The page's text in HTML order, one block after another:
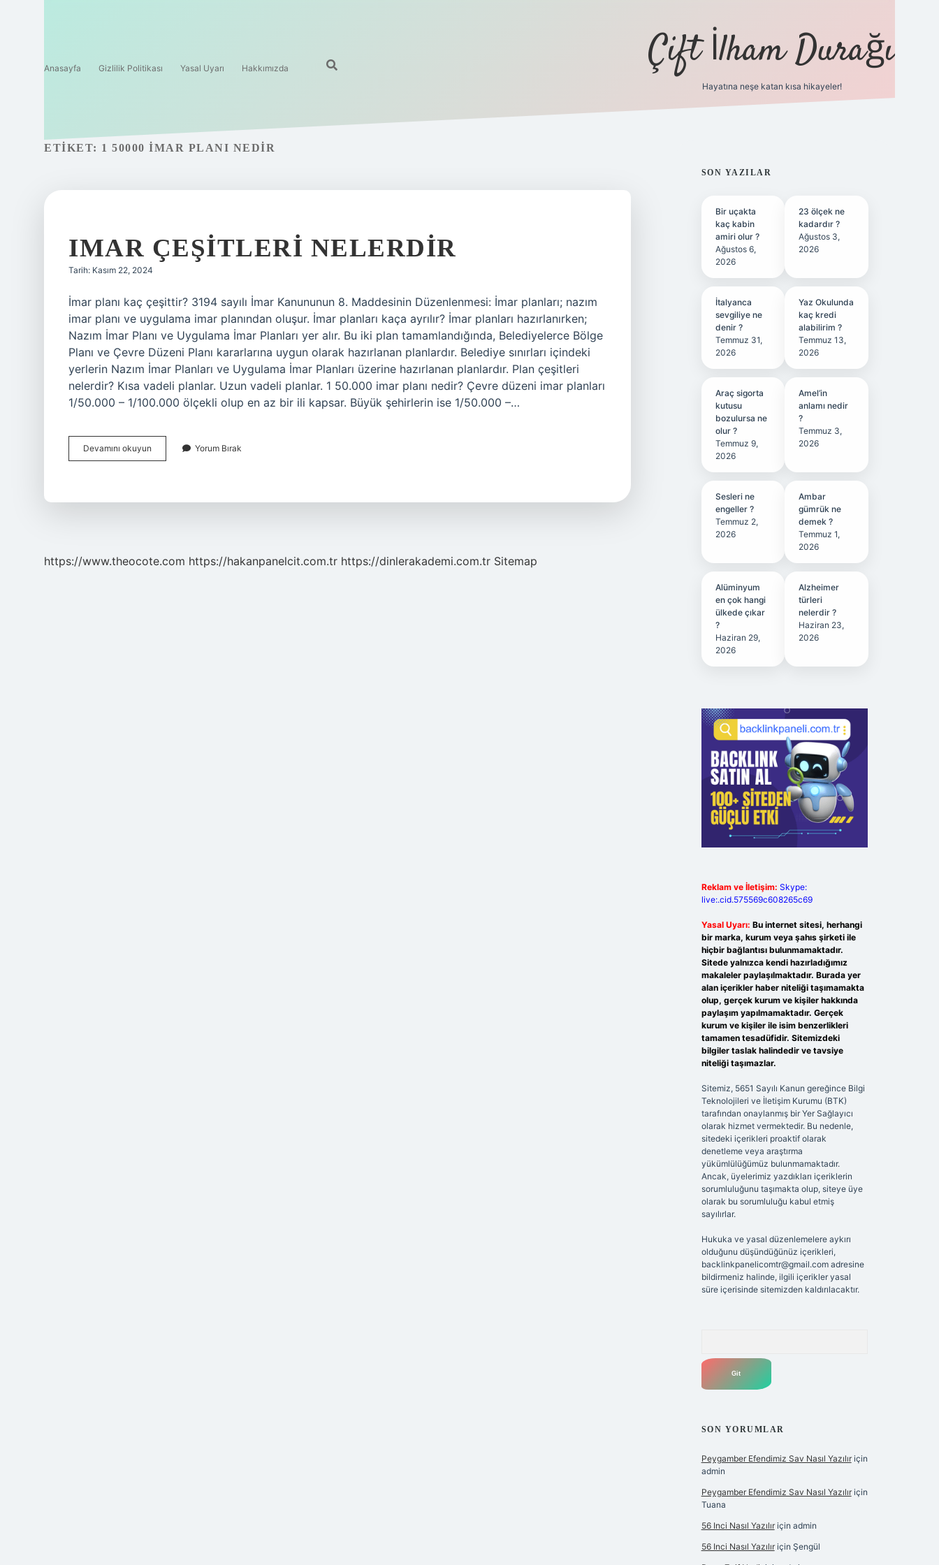
Anasayfa Gizlilik Politikası Yasal Uyarı Hakkımızda Çift İlham Durağı
Hayatına neşe katan kısa hikayeler!
ETIKET: 1 50000 IMAR PLANI NEDIR
IMAR ÇEŞITLERI NELERDIR
Tarih: Kasım 22, 2024
İmar planı kaç çeşittir? 3194 sayılı İmar Kanununun 8. Maddesinin Düzenlenmesi: İmar planları; nazım
imar planı ve uygulama imar planından oluşur. İmar planları kaça ayrılır? İmar planları hazırlanırken;
Nazım İmar Planı ve Uygulama İmar Planları yer alır. Bu iki plan tamamlandığında, Belediyelerce Bölge
Planı ve Çevre Düzeni Planı kararlarına uygun olarak hazırlanan planlardır. Belediye sınırları içindeki
yerlerin Nazım İmar Planları ve Uygulama İmar Planları üzerine hazırlanan planlardır. Plan çeşitleri
nelerdir? Kısa vadeli planlar. Uzun vadeli planlar. 1 50.000 imar planı nedir? Çevre düzeni imar planları
1/50.000 – 1/100.000 ölçekli olup en az bir ili kapsar. Büyük şehirlerin ise 1/50.000 –…
Devamını okuyun
Çeşitleri
Yorum Bırak
https://www.theocote.com https://hakanpanelcit.com.tr https://dinlerakademi.com.tr Sitemap
SIDEBAR
SON YAZILAR
Bir uçakta
kaç kabin
amiri olur ?
Ağustos 6,
2026
23 ölçek ne
kadardır ?
Ağustos 3,
2026
İtalyanca
sevgiliye ne
denir ?
Temmuz 31,
2026
Yaz Okulunda
kaç kredi
alabilirim ?
Temmuz 13,
2026
Araç sigorta
kutusu
bozulursa ne
olur ?
Temmuz 9,
2026
Amel’in
anlamı nedir
?
Temmuz 3,
2026
Sesleri ne
engeller ?
Temmuz 2,
2026
Ambar
gümrük ne
demek ?
Temmuz 1,
2026
Alüminyum
en çok hangi
ülkede çıkar
?
Haziran 29,
2026
Alzheimer
türleri
nelerdir ?
Haziran 23,
2026
Reklam ve İletişim: Skype:
live:.cid.575569c608265c69
Yasal Uyarı: Bu internet sitesi, herhangi
bir marka, kurum veya şahıs şirketi ile
hiçbir bağlantısı bulunmamaktadır.
Sitede yalnızca kendi hazırladığımız
makaleler paylaşılmaktadır. Burada yer
alan içerikler haber niteliği taşımamakta
olup, gerçek kurum ve kişiler hakkında
paylaşım yapılmamaktadır. Gerçek
kurum ve kişiler ile isim benzerlikleri
tamamen tesadüfidir. Sitemizdeki
bilgiler taslak halindedir ve tavsiye
niteliği taşımazlar.
Sitemiz, 5651 Sayılı Kanun gereğince Bilgi
Teknolojileri ve İletişim Kurumu (BTK)
tarafından onaylanmış bir Yer Sağlayıcı
olarak hizmet vermektedir. Bu nedenle,
sitedeki içerikleri proaktif olarak
denetleme veya araştırma
yükümlülüğümüz bulunmamaktadır.
Ancak, üyelerimiz yazdıkları içeriklerin
sorumluluğunu taşımakta olup, siteye üye
olarak bu sorumluluğu kabul etmiş
sayılırlar.
Hukuka ve yasal düzenlemelere aykırı
olduğunu düşündüğünüz içerikleri,
backlinkpanelicomtr@gmail.comadresine
bildirmeniz halinde, ilgili içerikler yasal
süre içerisinde sitemizden kaldırılacaktır.
SON YORUMLAR
Peygamber Efendimiz Sav Nasıl Yazılıriçin
admin
Peygamber Efendimiz Sav Nasıl Yazılıriçin
Tuana
56 Inci Nasıl Yazılıriçin admin
56 Inci Nasıl Yazılıriçin Şengül